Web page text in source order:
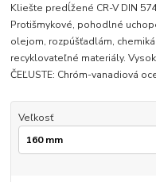
Kliešte predĺžené CR-V DIN
Protišmykové, pohodlné
olejom, rozpúšťadlám,
recyklovateľné materiály.
ČEĽUSTE: Chróm-vanadiová
Veľkosť